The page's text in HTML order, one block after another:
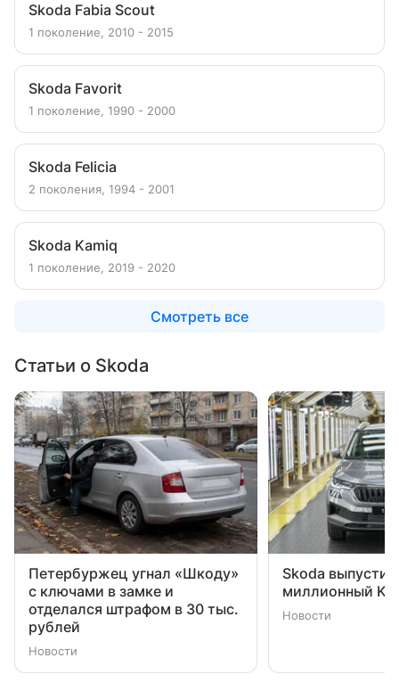
Skoda Fabia Scout
1 поколение, 2010 - 2015
Skoda Favorit
1 поколение, 1990 - 2000
Skoda Felicia
2 поколения, 1994 - 2001
Skoda Kamiq
1 поколение, 2019 - 2020
Смотреть все
Статьи о Skoda
Петербуржец угнал «Шкоду»
с ключами в замке и
отделался штрафом в 30 тыс.
рублей
Новости
Skoda
миллионный
Новости